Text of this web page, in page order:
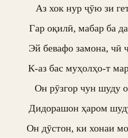
Аз хок нур ҷӯю зи
Гар оқилӣ, мабар ба
Эй бевафо замона, чӣ
К-аз бас муҳолҳо-т
Он рӯзгор чун шуду
Дидорашон ҳаром
Он дӯстон, ки хонаи